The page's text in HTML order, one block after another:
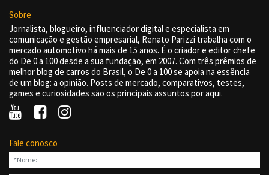
Sobre
Jornalista, blogueiro, influenciador digital e especialista em
comunicação e gestão empresarial, Renato Parizzi trabalha com o
mercado automotivo há mais de 15 anos. É o criador e editor chefe
do De 0 a 100 desde a sua fundação, em 2007. Com três prêmios de
melhor blog de carros do Brasil, o De 0 a 100 se apoia na essência
de um blog: a opinião. Posts de mercado, comparativos, testes,
games e curiosidades são os principais assuntos por aqui.
Fale conosco